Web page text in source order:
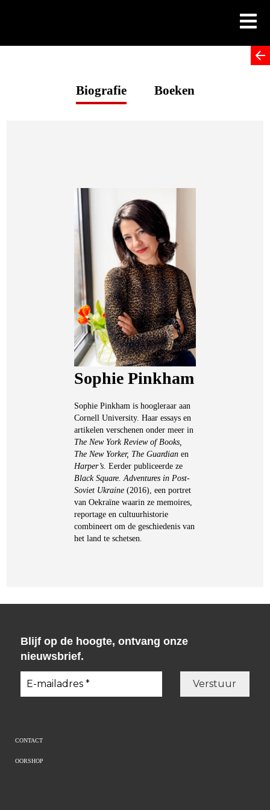
Biografie Boeken
Sophie Pinkham
Sophie Pinkham is hoogleraar aan
Cornell University. Haar essays en
artikelen verschenen onder meer in
The New York Review of Books,
The New Yorker, The Guardian en
Harper’s. Eerder publiceerde ze
Black Square. Adventures in Post-
Soviet Ukraine (2016), een portret
van Oekraïne waarin ze memoires,
reportage en cultuurhistorie
combineert om de geschiedenis van
het land te schetsen.
Blijf op de hoogte, ontvang onze
nieuwsbrief.
CONTACT
OORSHOP